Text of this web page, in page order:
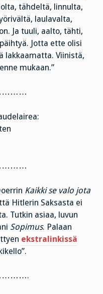
tähdeltä, linnulta,
laulavalta,
Ja tuuli, aalto, tähti,
Jotta ette olisi
lakkaamatta. Viinistä,
mukaan.”
Kaikki se valo jota
Hitlerin Saksasta ei
Tutkin asiaa, luvun
Sopimus. Palaan
ekstralinkissä